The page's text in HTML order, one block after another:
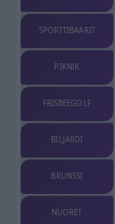
SPORTTIBAARIT
PIKNIK
FRISBEEGOLF
BILJARDI
BRUNSSI
NUORET